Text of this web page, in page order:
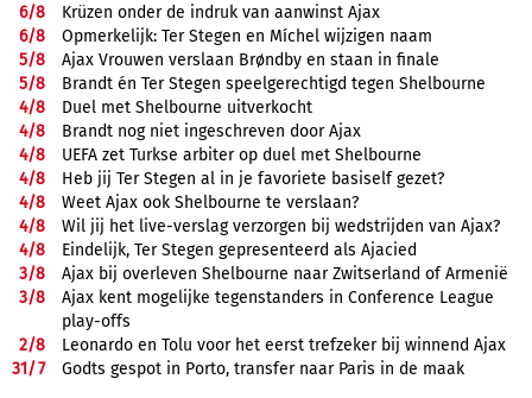
6/8
Krüzen onder de indruk van aanwinst Ajax
6/8
Opmerkelijk: Ter Stegen en Míchel wijzigen naam
5/8
Ajax Vrouwen verslaan Brøndby en staan in finale
5/8
Brandt én Ter Stegen speelgerechtigd tegen Shelbourne
4/8
Duel met Shelbourne uitverkocht
4/8
Brandt nog niet ingeschreven door Ajax
4/8
UEFA zet Turkse arbiter op duel met Shelbourne
4/8
Heb jij Ter Stegen al in je favoriete basiself gezet?
4/8
Weet Ajax ook Shelbourne te verslaan?
4/8
Wil jij het live-verslag verzorgen bij wedstrijden van Ajax?
4/8
Eindelijk, Ter Stegen gepresenteerd als Ajacied
3/8
Ajax bij overleven Shelbourne naar Zwitserland of Armenië
3/8
Ajax kent mogelijke tegenstanders in Conference League
play-offs
2/8
Leonardo en Tolu voor het eerst trefzeker bij winnend Ajax
31/7 Godts gespot in Porto, transfer naar Paris in de maak